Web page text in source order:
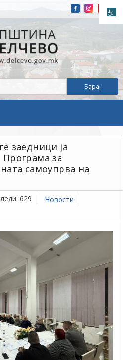
заедници ја
за
самоупрва на
629
Новости